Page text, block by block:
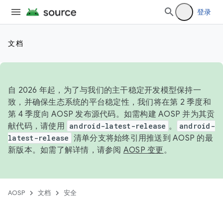
登录
文档
自 2026 年起，为了与我们的主干稳定开发模型保持一
致，并确保生态系统的平台稳定性，我们将在第 2 季度和
第 4 季度向 AOSP 发布源代码。如需构建 AOSP 并为其贡
献代码，请使用 android-latest-release 。
android-
latest-release 清单分支将始终引用推送到 AOSP 的最
新版本。如需了解详情，请参阅 AOSP 变更。
AOSP 文档 安全